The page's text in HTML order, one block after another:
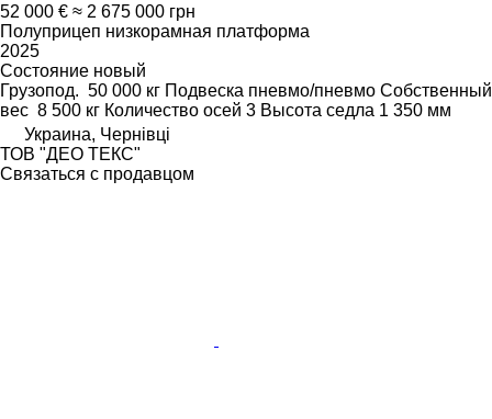
52 000 € ≈ 2 675 000 грн
Полуприцеп низкорамная платформа
2025
Состояние новый
Грузопод. 50 000 кг Подвеска пневмо/пневмо Собственный
вес 8 500 кг Количество осей 3 Высота седла 1 350 мм
Украина, Чернівці
ТОВ "ДЕО ТЕКС"
Связаться с продавцом